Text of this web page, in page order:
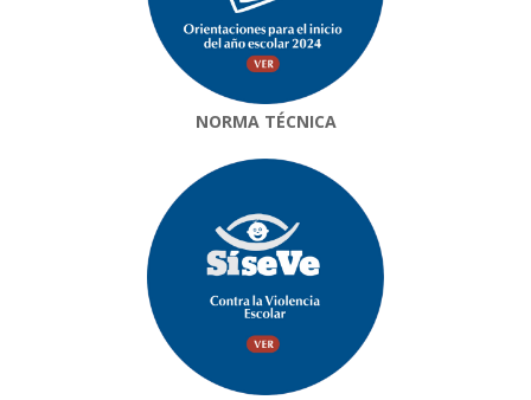
NORMA TÉCNICA